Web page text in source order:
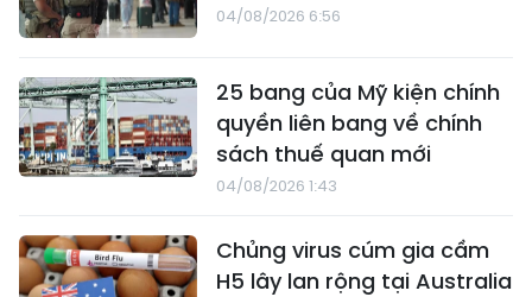
04/08/2026 6:56
25 bang của Mỹ kiện chính
quyền liên bang về chính
sách thuế quan mới
04/08/2026 1:43
Chủng virus cúm gia cầm
H5 lây lan rộng tại Australia